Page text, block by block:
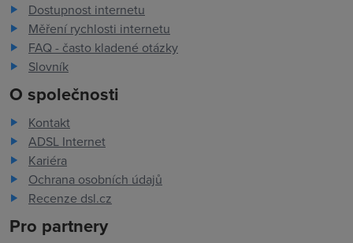
Dostupnost internetu
Měření rychlosti internetu
FAQ - často kladené otázky
Slovník
O společnosti
Kontakt
ADSL Internet
Kariéra
Ochrana osobních údajů
Recenze dsl.cz
Pro partnery